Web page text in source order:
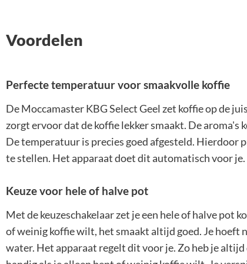
Voordelen
Perfecte temperatuur voor smaakvolle koffie
De Moccamaster KBG Select Geel zet koffie op de
zorgt ervoor dat de koffie lekker smaakt. De aroma's
De temperatuur is precies goed afgesteld. Hierdoor
te stellen. Het apparaat doet dit automatisch voor
Keuze voor hele of halve pot
Met de keuzeschakelaar zet je een hele of halve pot
of weinig koffie wilt, het smaakt altijd goed. Je hoeft
water. Het apparaat regelt dit voor je. Zo heb je